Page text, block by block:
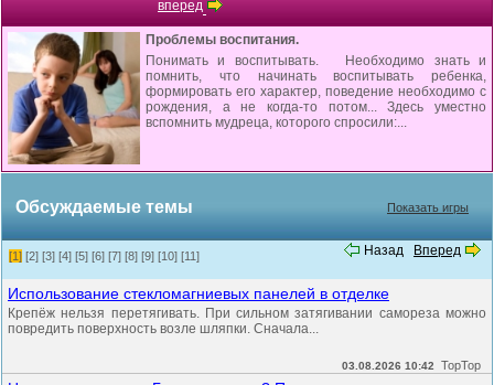
вперед
Проблемы воспитания.
Понимать и воспитывать. Необходимо знать и
помнить, что начинать вос­питывать ребенка,
формировать его характер, пове­дение необходимо с
рождения, а не когда-то потом... Здесь уместно
вспомнить мудреца, которого спро­сили:...
Обсуждаемые темы Показать игры
Назад Вперед
[1] [2] [3] [4] [5] [6] [7] [8] [9] [10] [11]
Использование стекломагниевых панелей в отделке
Крепёж нельзя перетягивать. При сильном затягивании самореза можно
повредить поверхность возле шляпки. Сначала...
03.08.2026 10:42 TopTop